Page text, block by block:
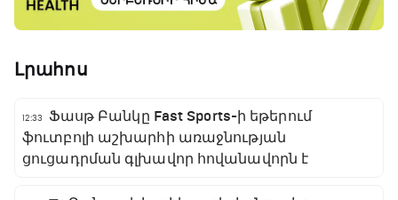
Լրահոս
12:33
Ֆասթ Բանկը Fast Sports-ի եթերում
ֆուտբոլի աշխարհի առաջնության
ցուցադրման գլխավոր հովանավորն է